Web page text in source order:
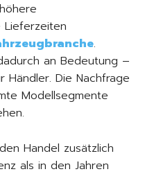
Lieferzeiten
.
an Bedeutung –
Händler. Die Nachfrage
Modellsegmente
Handel zusätzlich
als in den Jahren